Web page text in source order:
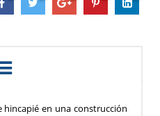
hincapié en una construcción